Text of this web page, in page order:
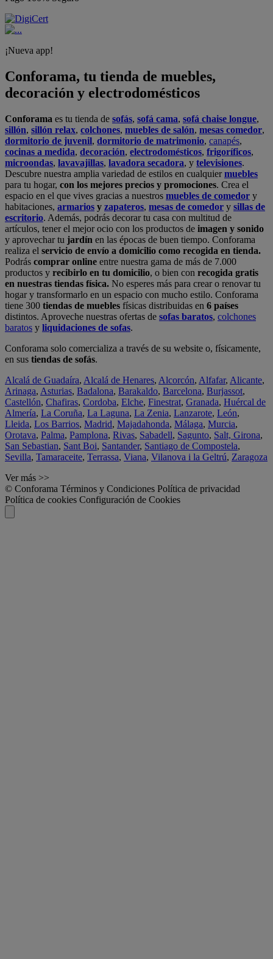
¡Nueva app!
Conforama, tu tienda de muebles,
decoración y electrodomésticos
Conforama es tu tienda de sofás, sofá cama, sofá chaise longue,
sillón, sillón relax, colchones, muebles de salón, mesas comedor,
dormitorio de juvenil, dormitorio de matrimonio, canapés,
cocinas a medida, decoración, electrodomésticos, frigoríficos,
microondas, lavavajillas, lavadora secadora, y televisiones.
Descubre nuestra amplia variedad de estilos en cualquiermuebles
para tu hogar, con los mejores precios y promociones. Crea el
espacio en el que vives gracias a nuestros muebles de comedor y
habitaciones, armarios y zapateros, mesas de comedor y sillas de
escritorio. Además, podrás decorar tu casa con multitud de
artículos, tener el mejor ocio con los productos de imagen y sonido
y aprovechar tu jardín en las épocas de buen tiempo. Conforama
realiza el servicio de envío a domicilio como recogida en tienda.
Podrás comprar online entre nuestra gama de más de 7.000
productos y recibirlo en tu domicilio, o bien con recogida gratis
en nuestras tiendas física. No esperes más para crear o renovar tu
hogar y transformarlo en un espacio con mucho estilo. Conforama
tiene 300 tiendas de muebles físicas distribuidas en 6 países
distintos. Aproveche nuestras ofertas de sofas baratos, colchones
baratos y liquidaciones de sofas.
Conforama solo comercializa a través de su website o, físicamente,
en sus tiendas de sofás.
Alcalá de Guadaíra, Alcalá de Henares, Alcorcón, Alfafar, Alicante,
Arinaga, Asturias, Badalona, Barakaldo, Barcelona, Burjassot,
Castellón, Chafiras, Cordoba, Elche, Finestrat, Granada, Huércal de
Almería, La Coruña, La Laguna, La Zenia, Lanzarote, León,
Lleida, Los Barrios, Madrid, Majadahonda, Málaga, Murcia,
Orotava, Palma, Pamplona, Rivas, Sabadell, Sagunto, Salt, Girona,
San Sebastian, Sant Boi, Santander, Santiago de Compostela,
Sevilla, Tamaraceite, Terrassa, Viana, Vilanova i la Geltrú, Zaragoza
Ver más >>
© Conforama Términos y Condiciones Política de privacidad
Política de cookies Configuración de Cookies